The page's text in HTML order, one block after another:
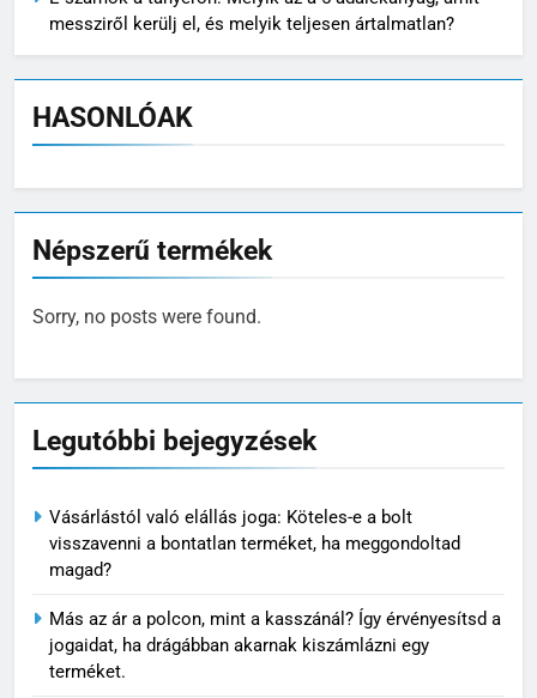
messziről kerülj el, és melyik teljesen ártalmatlan?
HASONLÓAK
Népszerű termékek
Sorry, no posts were found.
Legutóbbi bejegyzések
Vásárlástól való elállás joga: Köteles-e a bolt
visszavenni a bontatlan terméket, ha meggondoltad
magad?
Más az ár a polcon, mint a kasszánál? Így érvényesítsd a
jogaidat, ha drágábban akarnak kiszámlázni egy
terméket.